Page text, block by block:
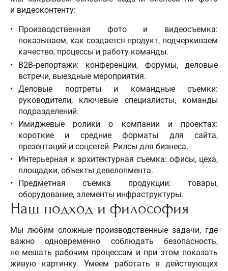
и видеоконтенту:
Производственная фото и видеосъемка:
показываем, как создается продукт, подчеркиваем
качество, процессы и работу команды.
B2B‑репортажи: конференции, форумы, деловые
встречи, выездные мероприятия.
Деловые портреты и командные съемки:
руководители, ключевые специалисты, команды
подразделений.
Имиджевые ролики о компании и проектах:
короткие и средние форматы для сайта,
презентаций и соцсетей. Рилсы для бизнеса.
Интерьерная и архитектурная съемка: офисы, цеха,
площадки, объекты девелопмента.
Предметная съемка продукции: товары,
оборудование, элементы инфраструктуры.
Наш подход и философия
Мы любим сложные производственные задачи, где
важно одновременно соблюдать безопасность,
не мешать рабочим процессам и при этом показать
живую картинку. ​ Умеем работать в действующих